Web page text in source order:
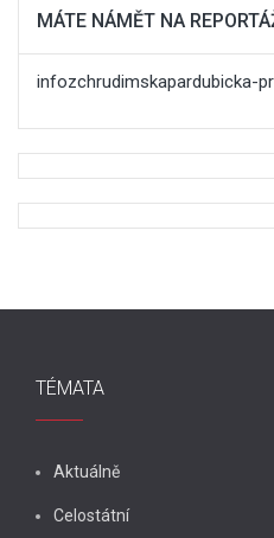
MÁTE NÁMĚT NA
infozchrudimskapardubicka-
TÉMATA
Aktuálně
Celostátní